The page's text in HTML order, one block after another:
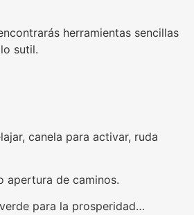
herramientas sencillas
sutil.
canela para activar, ruda
apertura de caminos.
para la prosperidad…